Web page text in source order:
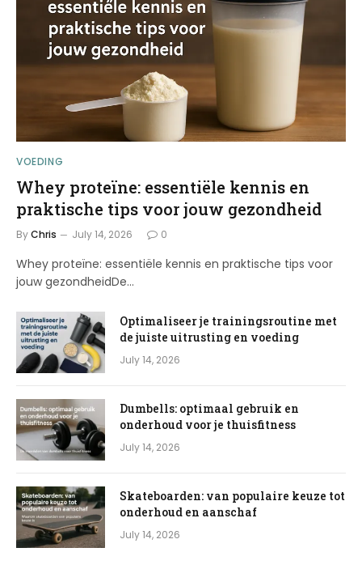
VOEDING
Whey proteïne: essentiële kennis en
praktische tips voor jouw gezondheid
ByChris July 14, 2026 0
Whey proteïne: essentiële kennis en praktische tips voor
jouw gezondheidDe…
Optimaliseer je trainingsroutine met
de juiste uitrusting en voeding
July 14, 2026
Dumbells: optimaal gebruik en
onderhoud voor je thuisfitness
July 14, 2026
Skateboarden: van populaire keuze tot
onderhoud en aanschaf
July 14, 2026